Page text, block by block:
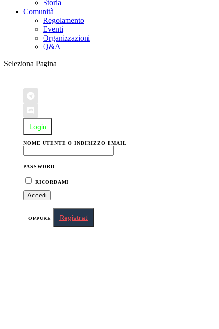
Storia
Comunità
Regolamento
Eventi
Organizzazioni
Q&A
Seleziona Pagina
Login
NOME UTENTE O INDIRIZZO EMAIL
PASSWORD
RICORDAMI
OPPURE Registrati